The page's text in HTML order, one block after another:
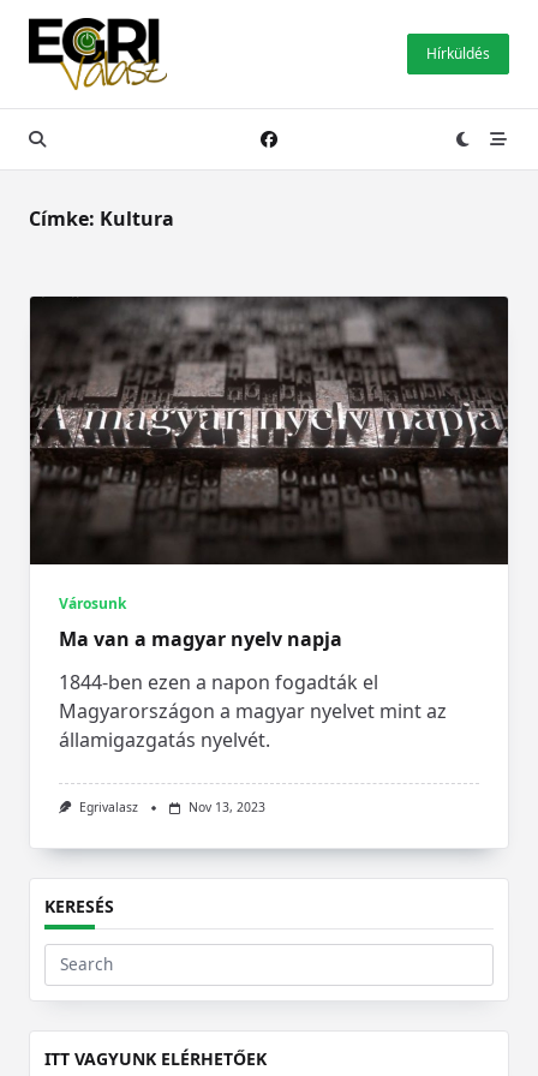
Skip
content
Hírküldés
Címke: Kultura
Városunk
Ma van a magyar nyelv napja
1844-ben ezen a napon fogadták el
Magyarországon a magyar nyelvet mint az
államigazgatás nyelvét.
Egrivalasz Nov 13, 2023
KERESÉS
Search
for:
ITT VAGYUNK ELÉRHETŐEK